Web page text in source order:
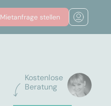
Mietanfrage stellen
Kostenlose
Beratung